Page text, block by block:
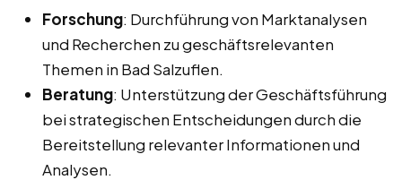
Forschung: Durchführung von Marktanalysen
und Recherchen zu geschäftsrelevanten
Themen in Bad Salzuflen.
Beratung: Unterstützung der Geschäftsführung
bei strategischen Entscheidungen durch die
Bereitstellung relevanter Informationen und
Analysen.